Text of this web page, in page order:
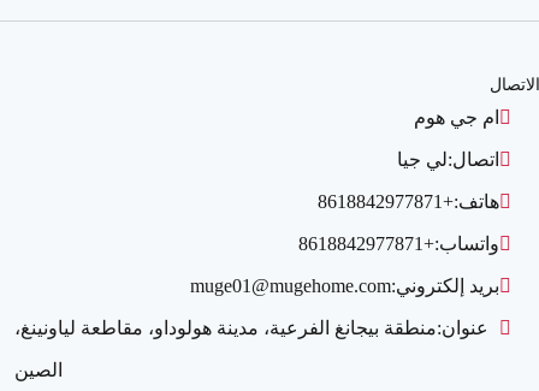
الاتصال
ام جي هوم
اتصال:لي جيا
هاتف:+8618842977871
واتساب:+8618842977871
بريد إلكتروني:muge01@mugehome.com
عنوان:منطقة بيجانغ الفرعية، مدينة هولوداو، مقاطعة لياونينغ،
الصين